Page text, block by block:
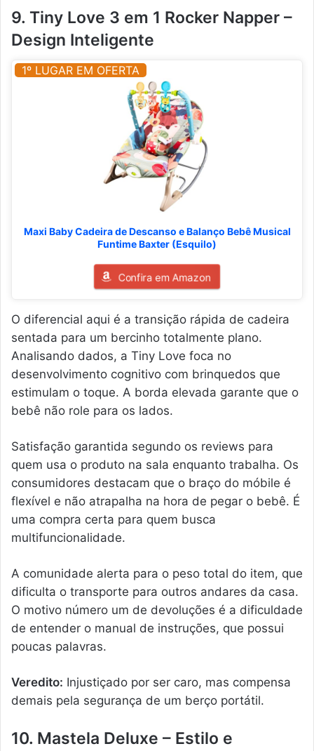
9. Tiny Love 3 em 1 Rocker Napper –
Design Inteligente
1º LUGAR EM OFERTA
Maxi Baby Cadeira de Descanso e Balanço Bebê Musical
Funtime Baxter (Esquilo)
Confira em Amazon
O diferencial aqui é a transição rápida de cadeira
sentada para um bercinho totalmente plano.
Analisando dados, a Tiny Love foca no
desenvolvimento cognitivo com brinquedos que
estimulam o toque. A borda elevada garante que o
bebê não role para os lados.
Satisfação garantida segundo os reviews para
quem usa o produto na sala enquanto trabalha. Os
consumidores destacam que o braço do móbile é
flexível e não atrapalha na hora de pegar o bebê. É
uma compra certa para quem busca
multifuncionalidade.
A comunidade alerta para o peso total do item, que
dificulta o transporte para outros andares da casa.
O motivo número um de devoluções é a dificuldade
de entender o manual de instruções, que possui
poucas palavras.
Veredito: Injustiçado por ser caro, mas compensa
demais pela segurança de um berço portátil.
10. Mastela Deluxe – Estilo e